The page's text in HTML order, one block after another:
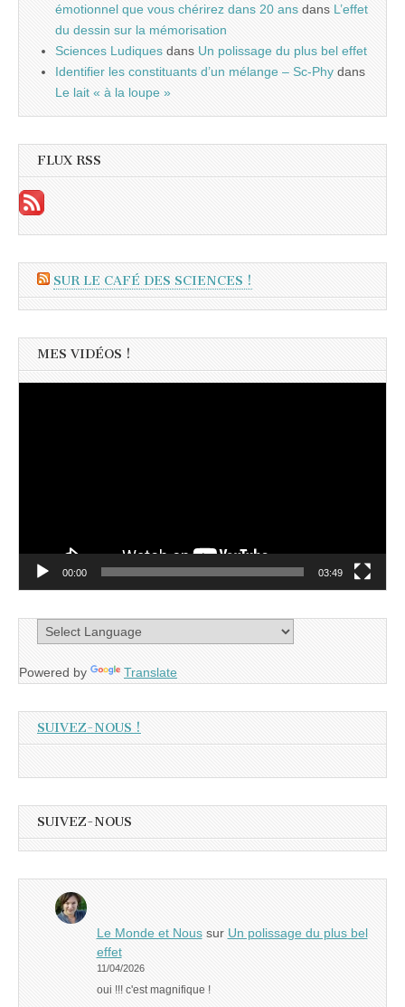
émotionnel que vous chérirez dans 20 ans dans L’effet
du dessin sur la mémorisation
Sciences Ludiques dans Un polissage du plus bel effet
Identifier les constituants d’un mélange – Sc-Phy dans
Le lait « à la loupe »
FLUX RSS
SUR LE CAFÉ DES SCIENCES !
MES VIDÉOS !
00:00 03:49
Powered by Translate
SUIVEZ-NOUS !
SUIVEZ-NOUS
Le Monde et Noussur Un polissage du plus bel
effet
11/04/2026
oui !!! c'est magnifique !